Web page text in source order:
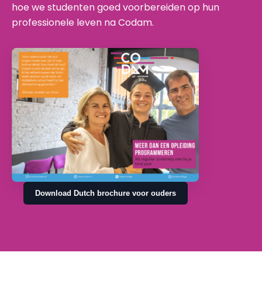
hoe we studenten goed voorbereiden op hun
professionele leven na Codam.
Download Dutch brochure voor ouders